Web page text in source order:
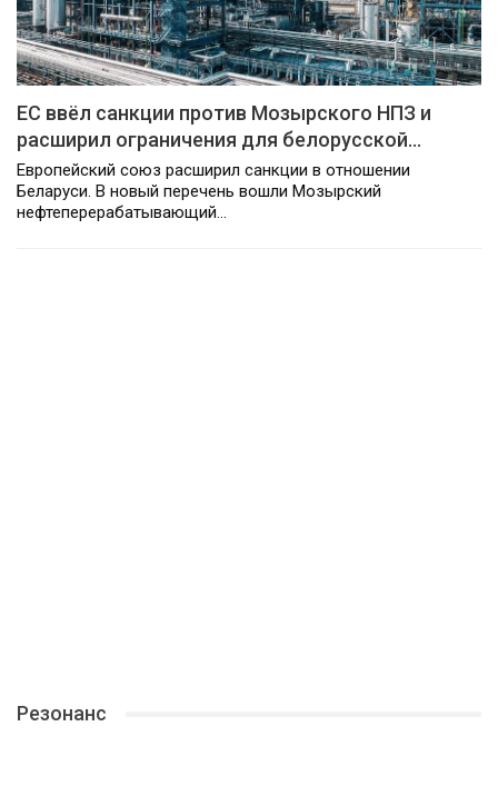
ЕС ввёл санкции против Мозырского НПЗ и
расширил ограничения для белорусской…
Европейский союз расширил санкции в отношении
Беларуси. В новый перечень вошли Мозырский
нефтеперерабатывающий…
Резонанс